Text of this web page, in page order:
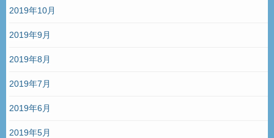
2019年10月
2019年9月
2019年8月
2019年7月
2019年6月
2019年5月